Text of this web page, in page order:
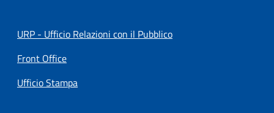
URP - Ufficio Relazioni con il Pubblico
Front Office
Ufficio Stampa